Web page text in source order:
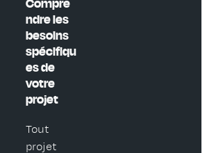
ndre les
besoins
spécifiqu
es de
votre
projet
Tout
projet